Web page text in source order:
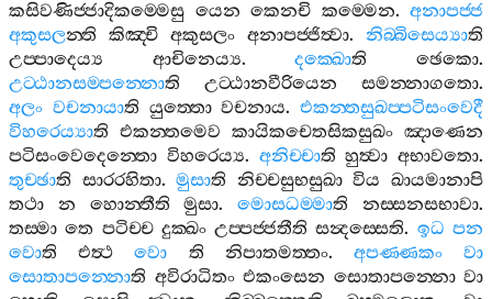
කසිවණිජ‍්ජාදිකම‍්මෙසු යෙන කෙනචි කම‍්මෙන. අනාපජ‍්ජ
අකුසලන‍්ති කිඤ‍්චි අකුසලං අනාපජ‍්ජිත්‍වා. නිබ‍්බිසෙය්‍යාති
උප‍්පාදෙය්‍ය
ආචිනෙය්‍ය.දක‍්ඛොති ඡෙකො.
උට‍්ඨානසම‍්පන‍්නොති උට‍්ඨානවීරියෙන සමන‍්නාගතො.
අලං වචනායාති යුත‍්තො වචනාය. එකන‍්තසුඛප‍්පටිසංවෙදී
විහරෙය්‍යාති එකන‍්තමෙව කායිකචෙතසිකසුඛං ඤාණෙන
පටිසංවෙදෙන‍්තො විහරෙය්‍ය. අනිච‍්චාති හුත්‍වා අභාවතො.
තුච‍්ඡාති සාරරහිතා.මුසාති නිච‍්චසුභසුඛා විය ඛායමානාපි
තථා
න හොන‍්තීති මුසා.මොසධම‍්මාති නස‍්සනසභාවා.
තස‍්මා තෙ පටිච‍්ච දුක‍්ඛං උප‍්පජ‍්ජතීති සන්‍දස‍්සෙති. ඉධ පන
වොති එත්‍ථ වො ති නිපාතමත‍්තං. අපණ‍්ණකං
වා
සොතාපන‍්නොති අවිරාධිතං එකංසෙන සොතාපන‍්නො වා